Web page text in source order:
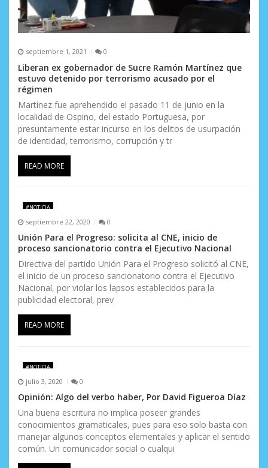
d
a
s septiembre 1, 2021 0
Liberan ex gobernador de Sucre Ramón Martínez que
estuvo detenido por terrorismo acusado por el
régimen
Martínez fue aprehendido el pasado 11 de junio en la
localidad de Ospino, del estado Portuguesa, por
presuntamente estar incurso en los delitos de usurpación
de identidad, terrorismo, corrupción y tr
READ MORE
#NOTICIA
septiembre 22, 2020 0
Unión Para el Progreso: solicita al CNE, inicio de
proceso sancionatorio contra el Ejecutivo Nacional
Directiva del partido Unión Para el Progreso solicitó al CNE,
el inicio de un proceso sancionatorio contra el Ejecutivo
Nacional, por violar los lapsos establecidos para la
publicidad electoral, prev
READ MORE
#NOTICIA
julio 3, 2020 0
Opinión: Algo del verbo haber, Por David Figueroa Díaz
Una buena escritura no implica poseer grandes
conocimientos gramaticales, pues para eso solo basta con
manejar algunos conceptos elementales y aplicar el sentido
común. Un comunicador social o cualqui